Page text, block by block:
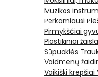
Muzikos
Perkamiausi
Pirmykščiai
Plastikiniai
Sūpuoklės
Vaidmenų
Vaikiški krepšiai